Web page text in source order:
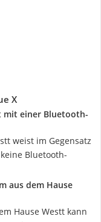
X
mit einer Bluetooth-
weist im Gegensatz
Bluetooth-
aus dem Hause
Hause Westt kann